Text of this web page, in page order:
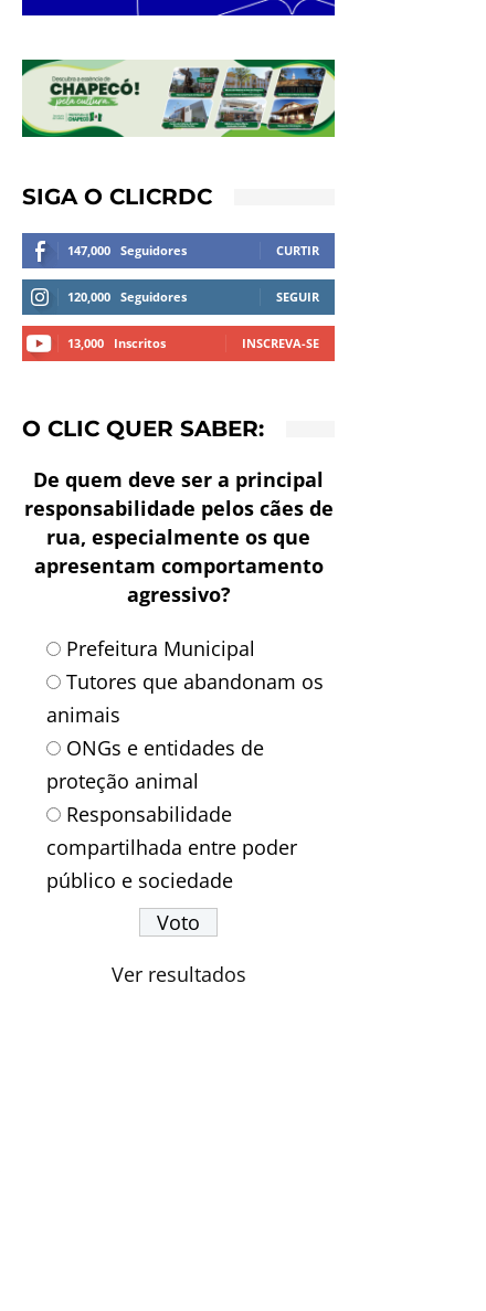
SIGA O CLICRDC
147,000 Seguidores CURTIR
120,000 Seguidores SEGUIR
13,000 Inscritos INSCREVA-SE
O CLIC QUER SABER:
De quem deve ser a principal
responsabilidade pelos cães de
rua, especialmente os que
apresentam comportamento
agressivo?
Prefeitura Municipal
Tutores que abandonam os
animais
ONGs e entidades de
proteção animal
Responsabilidade
compartilhada entre poder
público e sociedade
Ver resultados